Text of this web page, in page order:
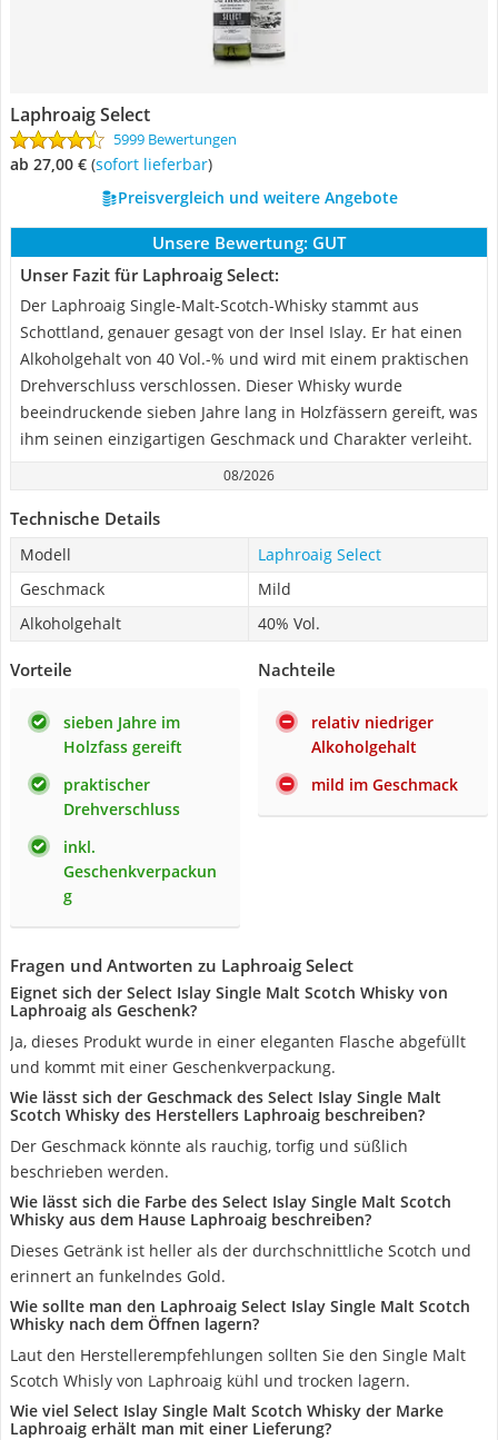
Laphroaig Select
5999 Bewertungen
ab 27,00 € ( Sofort lieferbar)
Preisvergleich und weitere Angebote
Unsere Bewertung: GUT
Unser Fazit für Laphroaig Select:
Der Laphroaig Single-Malt-Scotch-Whisky stammt aus
Schottland, genauer gesagt von der Insel Islay. Er hat einen
Alkoholgehalt von 40 Vol.-% und wird mit einem praktischen
Drehverschluss verschlossen. Dieser Whisky wurde
beeindruckende sieben Jahre lang in Holzfässern gereift, was
ihm seinen einzigartigen Geschmack und Charakter verleiht.
08/2026
Technische Details
Modell
Laphroaig Select
Geschmack
Mild
Alkoholgehalt
40% Vol.
Vorteile
sieben Jahre im
Holzfass gereift
praktischer
Drehverschluss
inkl.
Geschenkverpackun
g
Nachteile
relativ niedriger
Alkoholgehalt
mild im Geschmack
Fragen und Antworten zu Laphroaig Select
Eignet sich der Select Islay Single Malt Scotch Whisky von
Laphroaig als Geschenk?
Ja, dieses Produkt wurde in einer eleganten Flasche abgefüllt
und kommt mit einer Geschenkverpackung.
Wie lässt sich der Geschmack des Select Islay Single Malt
Scotch Whisky des Herstellers Laphroaig beschreiben?
Der Geschmack könnte als rauchig, torfig und süßlich
beschrieben werden.
Wie lässt sich die Farbe des Select Islay Single Malt Scotch
Whisky aus dem Hause Laphroaig beschreiben?
Dieses Getränk ist heller als der durchschnittliche Scotch und
erinnert an funkelndes Gold.
Wie sollte man den Laphroaig Select Islay Single Malt Scotch
Whisky nach dem Öffnen lagern?
Laut den Herstellerempfehlungen sollten Sie den Single Malt
Scotch Whisly von Laphroaig kühl und trocken lagern.
Wie viel Select Islay Single Malt Scotch Whisky der Marke
Laphroaig erhält man mit einer Lieferung?